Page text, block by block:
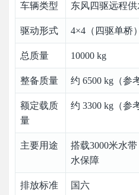
车辆类型 东风四驱远程供
驱动形式 4×4（四驱单桥）
总质量 10000 kg
整备质量 约 6500 kg（参
额定载质
量
约 3300 kg（参
主要用途
搭载3000米水
水保障
排放标准 国六